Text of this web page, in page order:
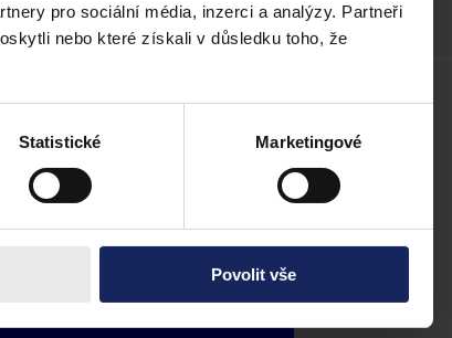
pro sociální média, inzerci a analýzy. Partneři
nebo které získali v důsledku toho, že
Statistické Marketingové
Povolit vše